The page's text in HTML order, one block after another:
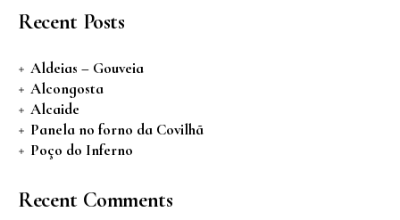
Recent Posts
Aldeias – Gouveia
Alcongosta
Alcaide
Panela no forno da Covilhã
Poço do Inferno
Recent Comments